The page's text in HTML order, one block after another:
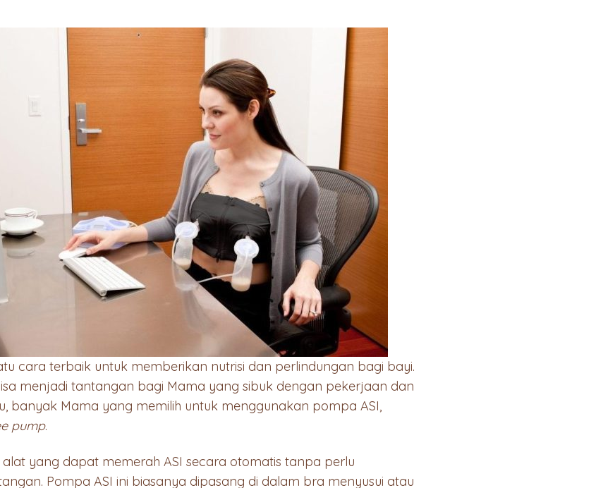
cara terbaik untuk memberikan nutrisi dan perlindungan bagi bayi.
menjadi tantangan bagi Mama yang sibuk dengan pekerjaan dan
banyak Mama yang memilih untuk menggunakan pompa ASI,
pump.
yang dapat memerah ASI secara otomatis tanpa perlu
Pompa ASI ini biasanya dipasang di dalam bra menyusui atau